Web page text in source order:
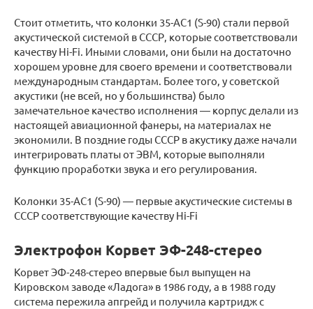
Стоит отметить, что колонки 35-AC1 (S-90) стали первой
акустической системой в СССР, которые соответствовали
качеству Hi-Fi. Иными словами, они были на достаточно
хорошем уровне для своего времени и соответствовали
международным стандартам. Более того, у советской
акустики (не всей, но у большинства) было
замечательное качество исполнения — корпус делали из
настоящей авиационной фанеры, на материалах не
экономили. В поздние годы СССР в акустику даже начали
интегрировать платы от ЭВМ, которые выполняли
функцию проработки звука и его регулирования.
Колонки 35-AC1 (S-90) — первые акустические системы в
СССР соответствующие качеству Hi-Fi
Электрофон Корвет ЭФ-248-стерео
Корвет ЭФ-248-стерео впервые был выпущен на
Кировском заводе «Ладога» в 1986 году, а в 1988 году
система пережила апгрейд и получила картридж с